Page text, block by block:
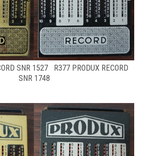
SNR 1527 R377 PRODUX RECORD
SNR 1748